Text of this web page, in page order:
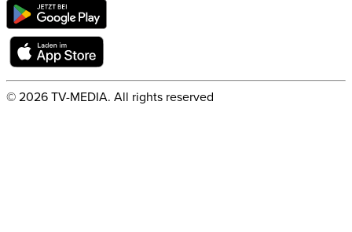
© 2026 TV-MEDIA. All rights reserved